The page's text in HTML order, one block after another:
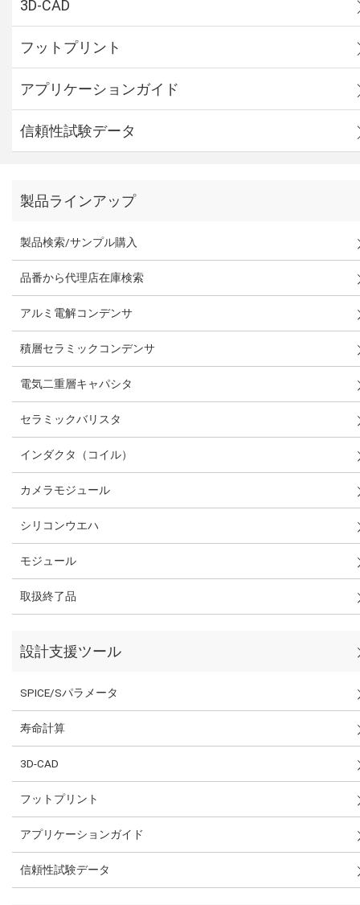
3D-CAD
フットプリント
アプリケーションガイド
信頼性試験データ
製品ラインアップ
製品検索/サンプル購入
品番から代理店在庫検索
アルミ電解コンデンサ
積層セラミックコンデンサ
電気二重層キャパシタ
セラミックバリスタ
インダクタ（コイル）
カメラモジュール
シリコンウエハ
モジュール
取扱終了品
設計支援ツール
SPICE/Sパラメータ
寿命計算
3D-CAD
フットプリント
アプリケーションガイド
信頼性試験データ